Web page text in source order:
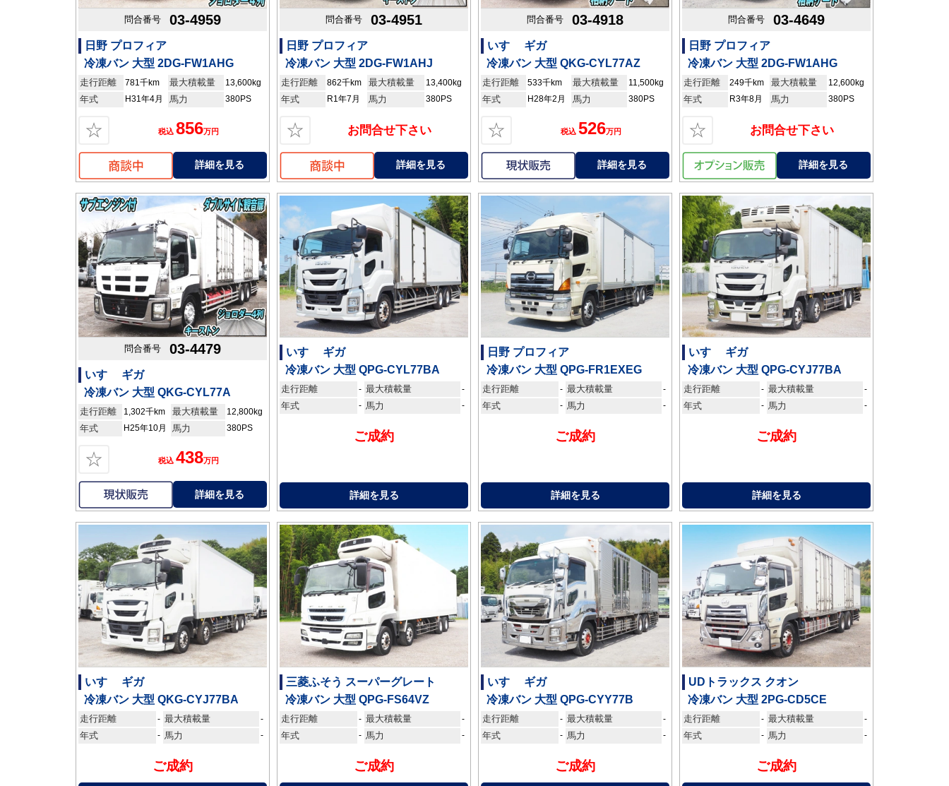
問合番号 03-4959
日野 プロフィア
冷凍バン 大型 2DG-FW1AHG
走行距離 781千km 最大積載量 13,600kg
年式 H31年4月 馬力 380PS
☆ 税込 856万円
詳細を見る
問合番号 03-4951
日野 プロフィア
冷凍バン 大型 2DG-FW1AHJ
走行距離 862千km 最大積載量 13,400kg
年式 R1年7月 馬力 380PS
☆ お問合せ下さい
詳細を見る
問合番号 03-4918
いすゞ ギガ
冷凍バン 大型 QKG-CYL77AZ
走行距離 533千km 最大積載量 11,500kg
年式 H28年2月 馬力 380PS
☆ 税込 526万円
詳細を見る
問合番号 03-4649
日野 プロフィア
冷凍バン 大型 2DG-FW1AHG
走行距離 249千km 最大積載量 12,600kg
年式 R3年8月 馬力 380PS
☆ お問合せ下さい
詳細を見る
問合番号 03-4479
いすゞ ギガ
冷凍バン 大型 QKG-CYL77A
走行距離 1,302千km 最大積載量 12,800kg
年式 H25年10月 馬力 380PS
☆ 税込 438万円
詳細を見る
いすゞ ギガ
冷凍バン 大型 QPG-CYL77BA
走行距離 - 最大積載量 -
年式 - 馬力 -
ご成約
詳細を見る
日野 プロフィア
冷凍バン 大型 QPG-FR1EXEG
走行距離 - 最大積載量 -
年式 - 馬力 -
ご成約
詳細を見る
いすゞ ギガ
冷凍バン 大型 QPG-CYJ77BA
走行距離 - 最大積載量 -
年式 - 馬力 -
ご成約
詳細を見る
いすゞ ギガ
冷凍バン 大型 QKG-CYJ77BA
走行距離 - 最大積載量 -
年式 - 馬力 -
ご成約
三菱ふそう スーパーグレート
冷凍バン 大型 QPG-FS64VZ
走行距離 - 最大積載量 -
年式 - 馬力 -
ご成約
いすゞ ギガ
冷凍バン 大型 QPG-CYY77B
走行距離 - 最大積載量 -
年式 - 馬力 -
ご成約
UDトラックス クオン
冷凍バン 大型 2PG-CD5CE
走行距離 - 最大積載量 -
年式 - 馬力 -
ご成約